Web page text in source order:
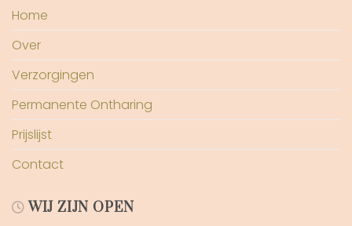
Home
Over
Verzorgingen
Permanente Ontharing
Prijslijst
Contact
WIJ ZIJN OPEN